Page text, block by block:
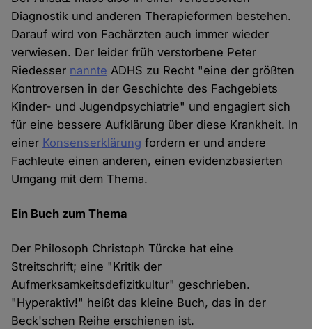
Diagnostik und anderen Therapieformen bestehen.
Darauf wird von Fachärzten auch immer wieder
verwiesen. Der leider früh verstorbene Peter
Riedesser nannte ADHS zu Recht "eine der größten
Kontroversen in der Geschichte des Fachgebiets
Kinder- und Jugendpsychiatrie" und engagiert sich
für eine bessere Aufklärung über diese Krankheit. In
einer Konsenserklärung fordern er und andere
Fachleute einen anderen, einen evidenzbasierten
Umgang mit dem Thema.
Ein Buch zum Thema
Der Philosoph Christoph Türcke hat eine
Streitschrift; eine "Kritik der
Aufmerksamkeitsdefizitkultur" geschrieben.
"Hyperaktiv!" heißt das kleine Buch, das in der
Beck'schen Reihe erschienen ist.